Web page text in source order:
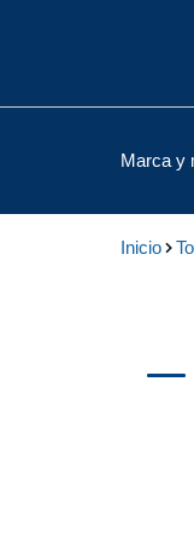
Marca y
Inicio